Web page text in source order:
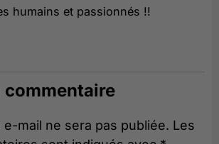
humains et passionnés !!
commentaire
mail ne sera pas publiée. Les